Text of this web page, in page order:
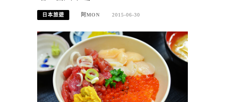
日本旅遊 阿MON 2015-06-30